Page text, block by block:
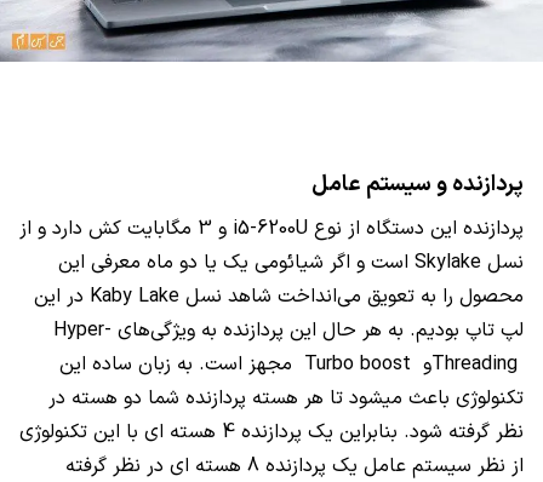
پردازنده و سیستم عامل
پردازنده این دستگاه از نوع i5-6200U
و 3 مگابایت کش دارد و از
نسل Skylake است و اگر شیائومی یک یا دو ماه معرفی این
محصول را به تعویق می‌انداخت شاهد نسل Kaby Lake در این
لپ تاپ بودیم. به هر حال این پردازنده به ویژگی‌های Hyper-
Threadingو Turbo boost مجهز است. به زبان ساده این
تکنولوژی باعث میشود تا هر هسته پردازنده شما دو هسته در
نظر گرفته شود. بنابراین یک پردازنده 4 هسته ای با این تکنولوژی
از نظر سیستم عامل یک پردازنده 8 هسته ای در نظر گرفته